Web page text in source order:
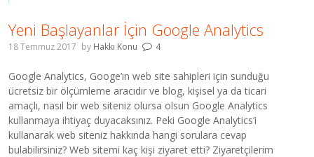
Yeni Başlayanlar İçin Google Analytics
18 Temmuz 2017 by Hakkı Konu 4
Google Analytics, Googe’ın web site sahipleri için sunduğu
ücretsiz bir ölçümleme aracıdır ve blog, kişisel ya da ticari
amaçlı, nasıl bir web siteniz olursa olsun Google Analytics
kullanmaya ihtiyaç duyacaksınız. Peki Google Analytics’i
kullanarak web siteniz hakkında hangi sorulara cevap
bulabilirsiniz? Web sitemi kaç kişi ziyaret etti? Ziyaretçilerim